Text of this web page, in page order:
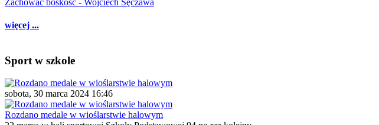
Zachować boskość - Wojciech Sęczawa
więcej ...
Sport w szkole
sobota, 30 marca 2024 16:46
Rozdano medale w wioślarstwie halowym